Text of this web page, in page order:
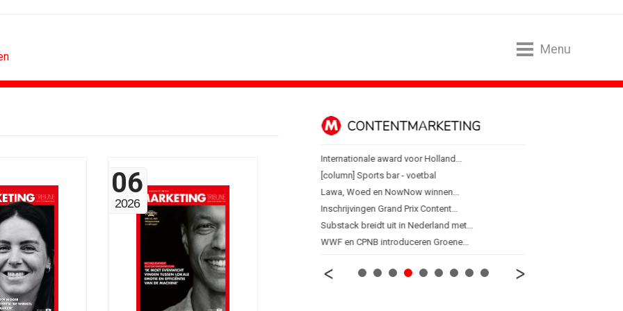
Menu
06
2026
standaard...
rond...
De...
28, 2026
Ziggo verbindt kijkers Eredivisie op...
Horecapartijen starten campagne voor...
Closed on Monday lanceert eigen...
Lamborghini maakt ambitie leidend
Havas neemt SportVibes over
CONTENTMARKETING
Internationale award voor Holland...
[column] Sports bar - voetbal
Lawa, Woed en NowNow winnen...
Inschrijvingen Grand Prix Content...
Substack breidt uit in Nederland met...
WWF en CPNB introduceren Groene...